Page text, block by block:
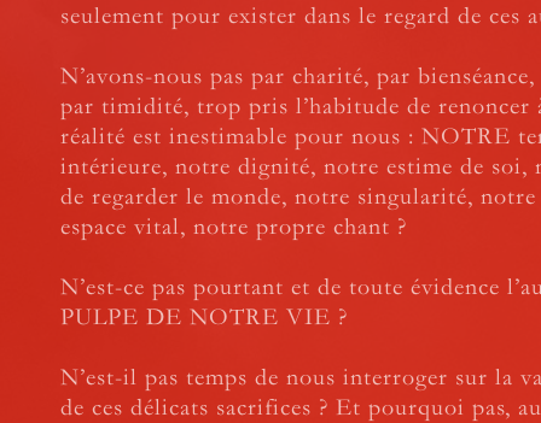
seulement pour exister dans le regard de ces
N’avons-nous pas par charité, par
par timidité, trop pris l’habitude de renoncer
réalité est inestimable pour nous : NOTRE
intérieure, notre dignité, notre estime de soi,
de regarder le monde, notre singularité,
espace vital, notre propre chant ?
N’est-ce pas pourtant et de toute évidence
PULPE DE NOTRE VIE ?
N’est-il pas temps de nous interroger sur la
de ces délicats sacrifices ? Et pourquoi pas,